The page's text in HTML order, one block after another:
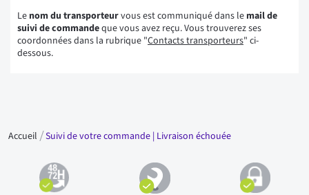
Le nom du transporteurvous est communiqué dans le mail de
suivi de commandeque vous avez reçu. Vous trouverez ses
coordonnées dans la rubrique "Contacts transporteurs" ci-
dessous.
Accueil Suivi de votre commande | Livraison échouée